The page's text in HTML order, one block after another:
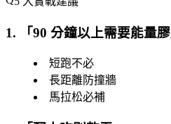
1. 「90 分鐘以上需要能量膠
短跑不必
長距離防撞牆
馬拉松必補